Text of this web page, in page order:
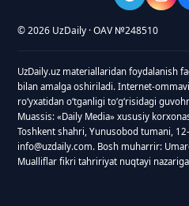
© 2026 UzDaily · OAV №248510
UzDaily.uz materiallaridan foydalanish
bilan amalga oshiriladi. Internet-
roʻyxatidan oʻtganligi toʻgʻrisidagi
Muassis: «Daily Media» xususiy
Toshkent shahri, Yunusobod tumani,
info@uzdaily.com. Bosh muharrir:
Mualliflar fikri tahririyat nuqtayi